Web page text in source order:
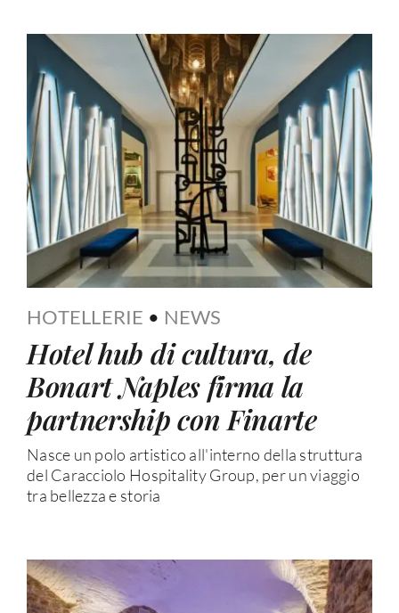
HOTELLERIE • NEWS
Hotel hub di cultura, de
Bonart Naples firma la
partnership con Finarte
Nasce un polo artistico all'interno della struttura
del Caracciolo Hospitality Group, per un viaggio
tra bellezza e storia